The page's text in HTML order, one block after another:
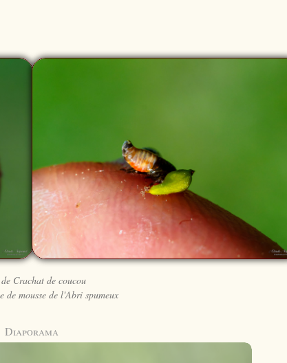
Crachat de coucou
de mousse de l'Abri spumeux
Diaporama